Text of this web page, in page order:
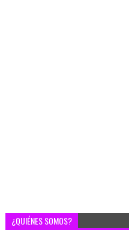
¿QUIÉNES SOMOS?